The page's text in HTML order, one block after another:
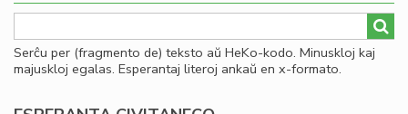
Serĉu per (fragmento de) teksto aŭ HeKo-kodo. Minuskloj kaj
majuskloj egalas. Esperantaj literoj ankaŭ en x-formato.